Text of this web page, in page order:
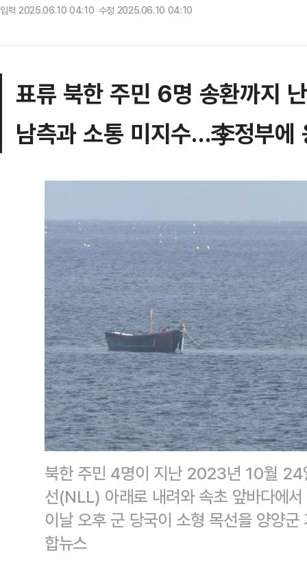
입력 2025.06.10 04:10 수정 2025.06.10 04:10
표류 북한 주민 6명 송환까지
남측과 소통 미지수…李정부에
북한 주민 4명이 지난 2023년 10월 24
선(NLL) 아래로 내려와 속초 앞바다에
이날 오후 군 당국이 소형 목선을 양양
합뉴스